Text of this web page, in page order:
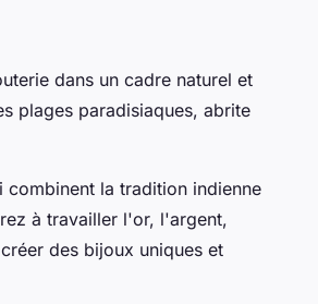
dans un cadre naturel et
plages paradisiaques, abrite
combinent la tradition indienne
à travailler l'or, l'argent,
des bijoux uniques et